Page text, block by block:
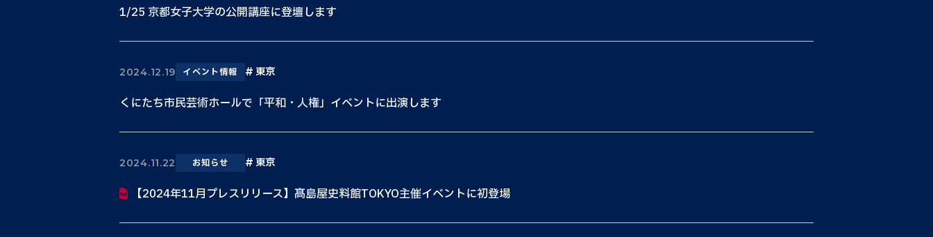
1/25 京都女子大学の公開講座に登壇します
2024.12.19 イベント情報 東京
くにたち市民芸術ホールで「平和・人権」イベントに出演します
2024.11.22 お知らせ 東京
【2024年11月プレスリリース】髙島屋史料館TOKYO主催イベントに初登場